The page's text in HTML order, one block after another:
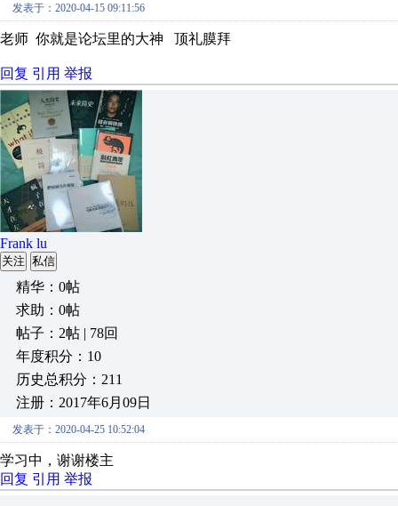
发表于：2020-04-15 09:11:56
老师 你就是论坛里的大神 顶礼膜拜
回复 引用 举报
Frank lu
关注 私信
精华：0帖
求助：0帖
帖子：2帖 | 78回
年度积分：10
历史总积分：211
注册：2017年6月09日
发表于：2020-04-25 10:52:04
学习中，谢谢楼主
回复 引用 举报